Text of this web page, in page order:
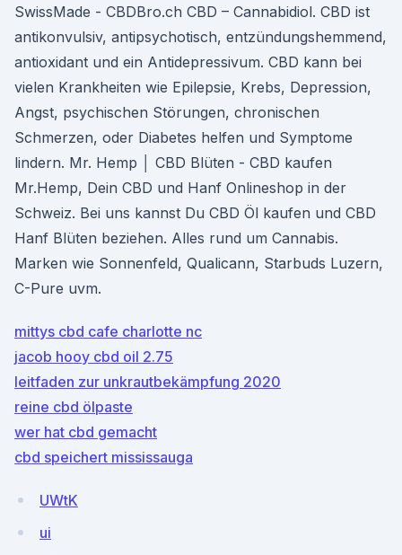
SwissMade - CBDBro.ch CBD – Cannabidiol. CBD ist
antikonvulsiv, antipsychotisch, entzündungshemmend,
antioxidant und ein Antidepressivum. CBD kann bei
vielen Krankheiten wie Epilepsie, Krebs, Depression,
Angst, psychischen Störungen, chronischen
Schmerzen, oder Diabetes helfen und Symptome
lindern. Mr. Hemp │ CBD Blüten - CBD kaufen
Mr.Hemp, Dein CBD und Hanf Onlineshop in der
Schweiz. Bei uns kannst Du CBD Öl kaufen und CBD
Hanf Blüten beziehen. Alles rund um Cannabis.
Marken wie Sonnenfeld, Qualicann, Starbuds Luzern,
C-Pure uvm.
mittys cbd cafe charlotte nc
jacob hooy cbd oil 2.75
leitfaden zur unkrautbekämpfung 2020
reine cbd ölpaste
wer hat cbd gemacht
cbd speichert mississauga
UWtK
ui